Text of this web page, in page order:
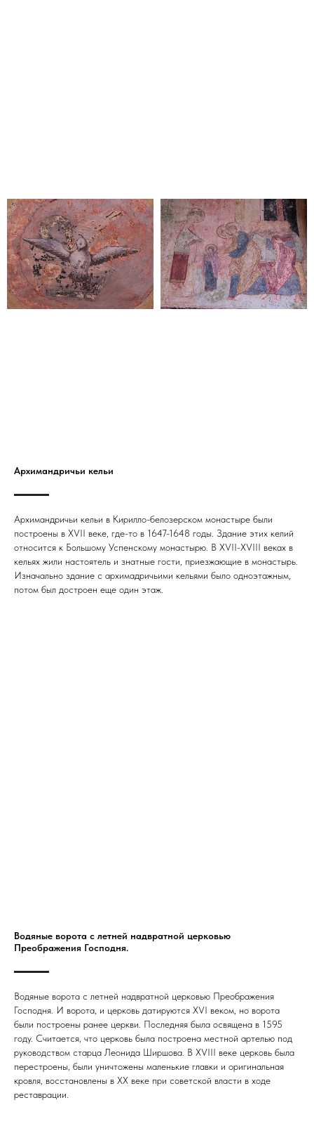
Архимандричьи кельи
Архимандричьи кельи в Кирилло-белозерском монастыре были
построены в XVII веке, где-то в 1647-1648 годы. Здание этих келий
относится к Большому Успенскому монастырю. В XVII-XVIII веках в
кельях жили настоятель и знатные гости, приезжающие в монастырь.
Изначально здание с архимадричьими кельями было одноэтажным,
потом был достроен еще один этаж.
Водяные ворота с летней надвратной церковью
Преображения Господня.
Водяные ворота с летней надвратной церковью Преображения
Господня. И ворота, и церковь датируются XVI веком, но ворота
были построены ранее церкви. Последняя была освящена в 1595
году. Считается, что церковь была построена местной артелью под
руководством старца Леонида Ширшова. В XVIII веке церковь была
перестроены, были уничтожены маленькие главки и оригинальная
кровля, восстановлены в XX веке при советской власти в ходе
реставрации.